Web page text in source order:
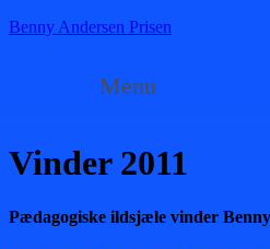
Benny Andersen Prisen
Menu
Vinder 2011
Pædagogiske ildsjæle vinder